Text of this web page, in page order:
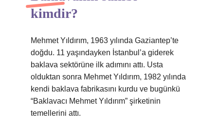
kimdir?
Mehmet Yıldırım, 1963 yılında Gaziantep’te
doğdu. 11 yaşındayken İstanbul’a giderek
baklava sektörüne ilk adımını attı. Usta
olduktan sonra Mehmet Yıldırım, 1982 yılında
kendi baklava fabrikasını kurdu ve bugünkü
“Baklavacı Mehmet Yıldırım” şirketinin
temellerini attı.